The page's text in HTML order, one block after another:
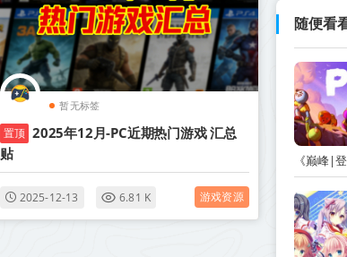
暂无标签
置顶 2025年12月-PC近期热门游戏 汇总
贴
2025-12-13 6.81 K 游戏资源
随便看